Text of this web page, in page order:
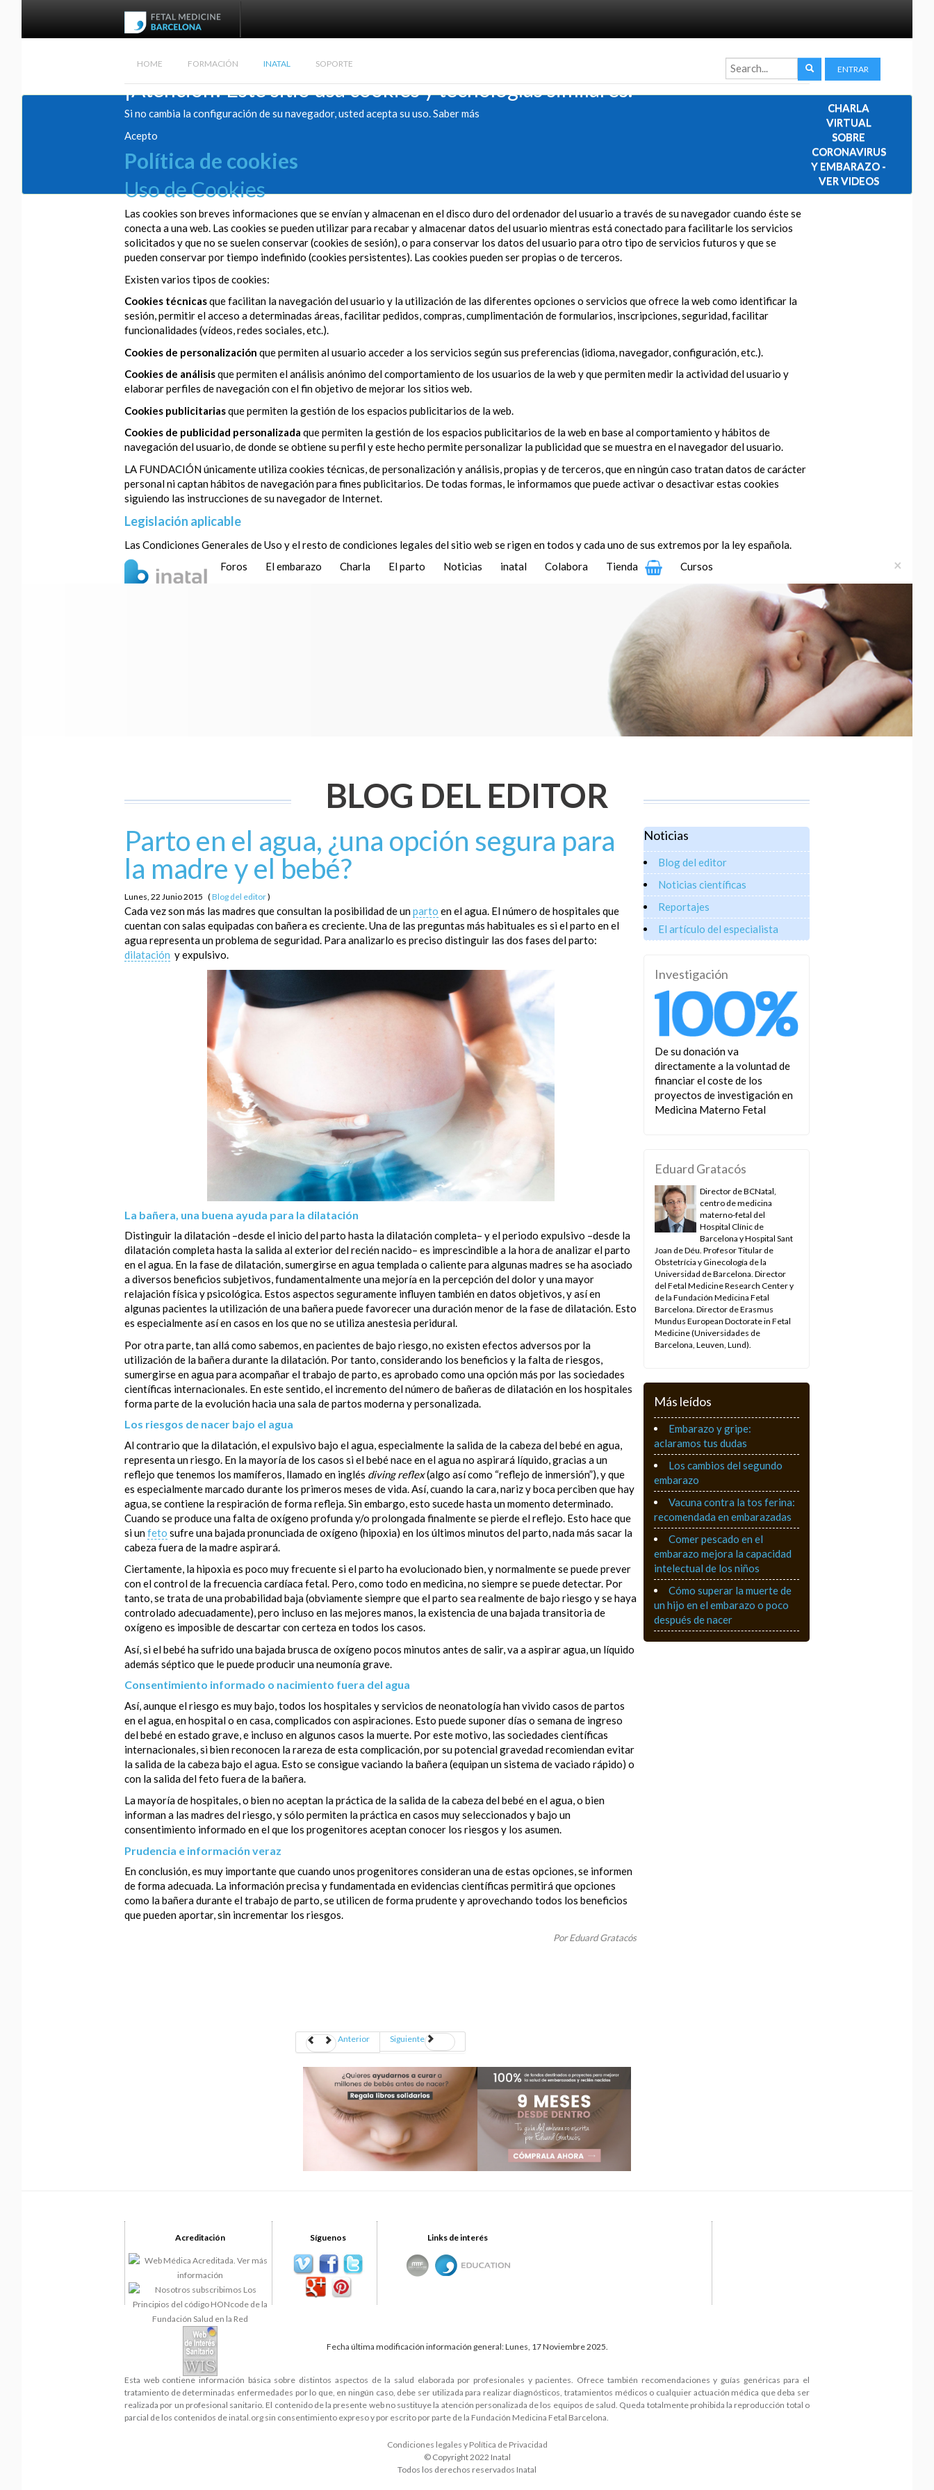
HOME FORMACIÓN INATAL SOPORTE
¡Atención! Este sitio usa cookies y tecnologías similares.
Si no cambia la configuración de su navegador, usted acepta su uso.Saber más
Acepto
Política de cookies
Uso de Cookies
Las cookies son breves informaciones que se envían y almacenan en el disco duro del ordenador del usuario a través de su navegador cuando éste se
conecta a una web. Las cookies se pueden utilizar para recabar y almacenar datos del usuario mientras está conectado para facilitarle los servicios
solicitados y que no se suelen conservar (cookies de sesión), o para conservar los datos del usuario para otro tipo de servicios futuros y que se
pueden conservar por tiempo indefinido (cookies persistentes). Las cookies pueden ser propias o de terceros.
Existen varios tipos de cookies:
Cookies técnicasque facilitan la navegación del usuario y la utilización de las diferentes opciones o servicios que ofrece la web como identificar la
sesión, permitir el acceso a determinadas áreas, facilitar pedidos, compras, cumplimentación de formularios, inscripciones, seguridad, facilitar
funcionalidades (vídeos, redes sociales, etc.).
Cookies de personalización que permiten al usuario acceder a los servicios según sus preferencias (idioma, navegador, configuración, etc.).
Cookies de análisisque permiten el análisis anónimo del comportamiento de los usuarios de la web y que permiten medir la actividad del usuario y
elaborar perfiles de navegación con el fin objetivo de mejorar los sitios web.
Cookies publicitariasque permiten la gestión de los espacios publicitarios de la web.
Cookies de publicidad personalizada que permiten la gestión de los espacios publicitarios de la web en base al comportamiento y hábitos de
navegación del usuario, de donde se obtiene su perfil y este hecho permite personalizar la publicidad que se muestra en el navegador del usuario.
LA FUNDACIÓN únicamente utiliza cookies técnicas, de personalización y análisis, propias y de terceros, que en ningún caso tratan datos de carácter
personal ni captan hábitos de navegación para fines publicitarios. De todas formas, le informamos que puede activar o desactivar estas cookies
siguiendo las instrucciones de su navegador de Internet.
Legislación aplicable
Las Condiciones Generales de Uso y el resto de condiciones legales del sitio web se rigen en todos y cada uno de sus extremos por la ley española.
Foros
El embarazo Charla El parto Noticias inatal Colabora Tienda Cursos
ENTRAR
×
CHARLA
VIRTUAL
SOBRE
CORONAVIRUS
Y EMBARAZO -
VER VIDEOS
BLOG DEL EDITOR
Parto en el agua, ¿una opción segura para
la madre y el bebé?
Lunes, 22 Junio 2015 (Blog del editor)
Cada vez son más las madres que consultan la posibilidad de unparto en el agua. El número de hospitales que
cuentan con salas equipadas con bañera es creciente. Una de las preguntas más habituales es si el parto en el
agua representa un problema de seguridad. Para analizarlo es preciso distinguir las dos fases del parto:
dilatación y expulsivo.
La bañera, una buena ayuda para la dilatación
Distinguir la dilatación –desde el inicio del parto hasta la dilatación completa– y el periodo expulsivo –desde la
dilatación completa hasta la salida al exterior del recién nacido– es imprescindible a la hora de analizar el parto
en el agua. En la fase de dilatación, sumergirse en agua templada o caliente para algunas madres se ha asociado
a diversos beneficios subjetivos, fundamentalmente una mejoría en la percepción del dolor y una mayor
relajación física y psicológica. Estos aspectos seguramente influyen también en datos objetivos, y así en
algunas pacientes la utilización de una bañera puede favorecer una duración menor de la fase de dilatación. Esto
es especialmente así en casos en los que no se utiliza anestesia peridural.
Por otra parte, tan allá como sabemos, en pacientes de bajo riesgo, no existen efectos adversos por la
utilización de la bañera durante la dilatación. Por tanto, considerando los beneficios y la falta de riesgos,
sumergirse en agua para acompañar el trabajo de parto, es aprobado como una opción más por las sociedades
científicas internacionales. En este sentido, el incremento del número de bañeras de dilatación en los hospitales
forma parte de la evolución hacia una sala de partos moderna y personalizada.
Los riesgos de nacer bajo el agua
Al contrario que la dilatación, el expulsivo bajo el agua, especialmente la salida de la cabeza del bebé en agua,
representa un riesgo. En la mayoría de los casos si el bebé nace en el agua no aspirará líquido, gracias a un
reflejo que tenemos los mamíferos, llamado en inglés diving reflex(algo así como “reflejo de inmersión”), y que
es especialmente marcado durante los primeros meses de vida. Así, cuando la cara, nariz y boca perciben que hay
agua, se contiene la respiración de forma refleja. Sin embargo, esto sucede hasta un momento determinado.
Cuando se produce una falta de oxígeno profunda y/o prolongada finalmente se pierde el reflejo. Esto hace que
si unfeto sufre una bajada pronunciada de oxígeno (hipoxia) en los últimos minutos del parto, nada más sacar la
cabeza fuera de la madre aspirará.
Ciertamente, la hipoxia es poco muy frecuente si el parto ha evolucionado bien, y normalmente se puede prever
con el control de la frecuencia cardíaca fetal. Pero, como todo en medicina, no siempre se puede detectar. Por
tanto, se trata de una probabilidad baja (obviamente siempre que el parto sea realmente de bajo riesgo y se haya
controlado adecuadamente), pero incluso en las mejores manos, la existencia de una bajada transitoria de
oxígeno es imposible de descartar con certeza en todos los casos.
Así, si el bebé ha sufrido una bajada brusca de oxígeno pocos minutos antes de salir, va a aspirar agua, un líquido
además séptico que le puede producir una neumonía grave.
Consentimiento informado o nacimiento fuera del agua
Así, aunque el riesgo es muy bajo, todos los hospitales y servicios de neonatología han vivido casos de partos
en el agua, en hospital o en casa, complicados con aspiraciones. Esto puede suponer días o semana de ingreso
del bebé en estado grave, e incluso en algunos casos la muerte. Por este motivo, las sociedades científicas
internacionales, si bien reconocen la rareza de esta complicación, por su potencial gravedad recomiendan evitar
la salida de la cabeza bajo el agua. Esto se consigue vaciando la bañera (equipan un sistema de vaciado rápido) o
con la salida del feto fuera de la bañera.
La mayoría de hospitales, o bien no aceptan la práctica de la salida de la cabeza del bebé en el agua, o bien
informan a las madres del riesgo, y sólo permiten la práctica en casos muy seleccionados y bajo un
consentimiento informado en el que los progenitores aceptan conocer los riesgos y los asumen.
Prudencia e información veraz
En conclusión, es muy importante que cuando unos progenitores consideran una de estas opciones, se informen
de forma adecuada. La información precisa y fundamentada en evidencias científicas permitirá que opciones
como la bañera durante el trabajo de parto, se utilicen de forma prudente y aprovechando todos los beneficios
que pueden aportar, sin incrementar los riesgos.
Por Eduard Gratacós
Anterior Siguiente
Noticias
Blog del editor
Noticias científicas
Reportajes
El artículo del especialista
Investigación
De su donación va
directamente a la voluntad de
financiar el coste de los
proyectos de investigación en
Medicina Materno Fetal
Eduard Gratacós
Director de BCNatal,
centro de medicina
materno-fetal del
Hospital Clínic de
Barcelona y Hospital Sant
Joan de Déu. Profesor Titular de
Obstetrícia y Ginecología de la
Universidad de Barcelona. Director
del Fetal Medicine Research Center y
de la Fundación Medicina Fetal
Barcelona. Director de Erasmus
Mundus European Doctorate in Fetal
Medicine (Universidades de
Barcelona, Leuven, Lund).
Más leídos
Embarazo y gripe:
aclaramos tus dudas
Los cambios del segundo
embarazo
Vacuna contra la tos ferina:
recomendada en embarazadas
Comer pescado en el
embarazo mejora la capacidad
intelectual de los niños
Cómo superar la muerte de
un hijo en el embarazo o poco
después de nacer
Acreditación Síguenos Links de interés
Fecha última modificación información general: Lunes, 17 Noviembre 2025.
Esta web contiene información básica sobre distintos aspectos de la salud elaborada por profesionales y pacientes. Ofrece también recomendaciones y guías genéricas para el
tratamiento de determinadas enfermedades por lo que, en ningún caso, debe ser utilizada para realizar diagnósticos, tratamientos médicos o cualquier actuación médica que deba ser
realizada por un profesional sanitario. El contenido de la presente web no sustituye la atención personalizada de los equipos de salud. Queda totalmente prohibida la reproducción total o
parcial de los contenidos de inatal.org sin consentimiento expreso y por escrito por parte de la Fundación Medicina Fetal Barcelona.
Condiciones legales y Política de Privacidad
© Copyright 2022 Inatal
Todos los derechos reservados Inatal